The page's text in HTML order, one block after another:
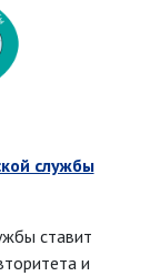
службы
ставит
и